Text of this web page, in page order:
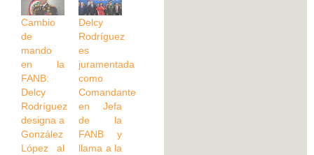
Cambio
de
mando
en la
FANB:
Delcy
Rodríguez
designa a
González
López al
Delcy
Rodríguez
es
juramentada
como
Comandante
en Jefa
de la
FANB y
llama a la